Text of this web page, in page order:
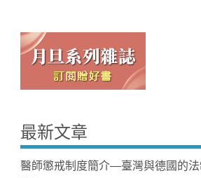
最新文章
醫師懲戒制度簡介—臺灣與德國的